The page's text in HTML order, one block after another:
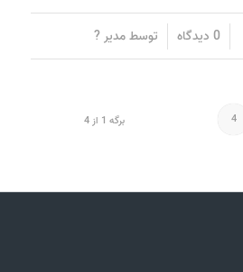
0 دیدگاه توسطمدیر ?
برگه 1 از 4 4